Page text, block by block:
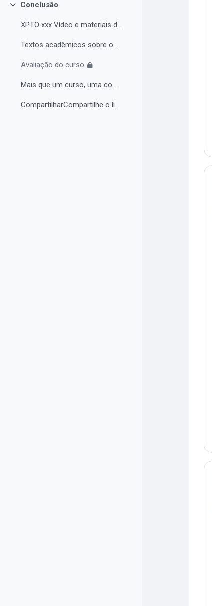
Contrair
Conclusão
XPTO xxx Vídeo e materiais de leitura complementar
Textos acadêmicos sobre o curso (para aprofundamento opcional)
Avaliação do curso
Mais que um curso, uma comunidade de aprendizagem!...
CompartilharCompartilhe o link do curso em suas re...